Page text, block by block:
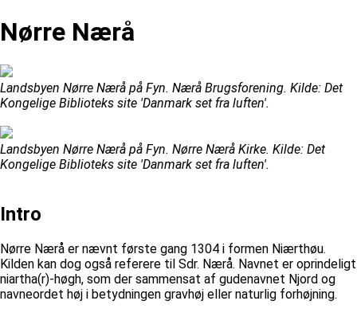
Nørre Nærå
Landsbyen Nørre Nærå på Fyn. Nærå Brugsforening. Kilde: Det
Kongelige Biblioteks site 'Danmark set fra luften'.
Landsbyen Nørre Nærå på Fyn. Nørre Nærå Kirke. Kilde: Det
Kongelige Biblioteks site 'Danmark set fra luften'.
Intro
Nørre Nærå er nævnt første gang 1304 i formen Niærthøu.
Kilden kan dog også referere til Sdr. Nærå. Navnet er oprindeligt
niartha(r)-høgh, som der sammensat af gudenavnet Njord og
navneordet høj i betydningen gravhøj eller naturlig forhøjning.